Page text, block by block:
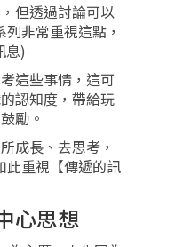
但透過討論可以
非常重視這點，
息)
這些事情，這可
認知度，帶給玩
勵。
成長、去思考，
此重視【傳遞的訊
心思想